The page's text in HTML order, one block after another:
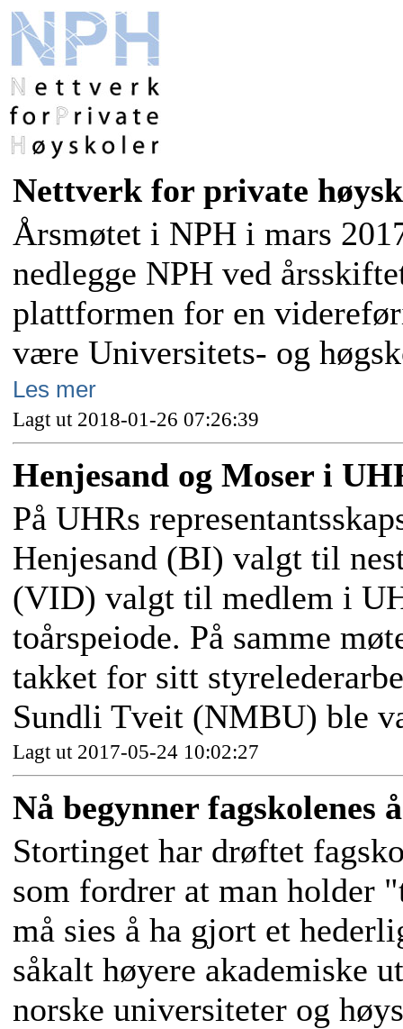
Nettverk for private
Årsmøtet i NPH i mars
nedlegge NPH ved
plattformen for en
være Universitets- og
Les mer
Lagt ut 2018-01-26 07:26:39
Henjesand og Moser i
På UHRs
Henjesand (BI) valgt til
(VID) valgt til medlem i
toårspeiode. På samme
takket for sitt
Sundli Tveit (NMBU) ble
Lagt ut 2017-05-24 10:02:27
Nå begynner fagskolenes
Stortinget har drøftet
som fordrer at man holder
må sies å ha gjort et
såkalt høyere akademiske
norske universiteter og